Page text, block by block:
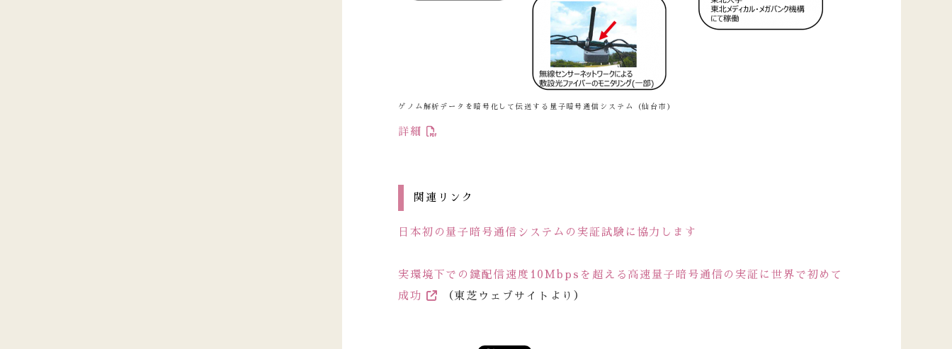
ゲノム解析データを暗号化して伝送する量子暗号通信システム（仙台市）
詳細
関連リンク
日本初の量子暗号通信システムの実証試験に協力します
実環境下での鍵配信速度10Mbpsを超える高速量子暗号通信の実証に世界で初めて
成功
（東芝ウェブサイトより）